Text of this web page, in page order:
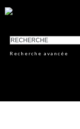
Recherche avancée